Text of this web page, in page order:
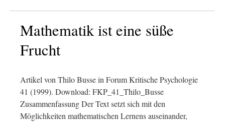
Mathematik ist eine süße
Frucht
Artikel von Thilo Busse in Forum Kritische Psychologie
41 (1999). Download: FKP_41_Thilo_Busse
Zusammenfassung Der Text setzt sich mit den
Möglichkeiten mathematischen Lernens auseinander,